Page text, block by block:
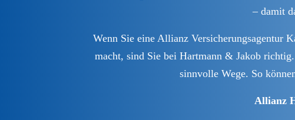
– damit
Wenn Sie eine Allianz Versicherungsagentur
macht, sind Sie bei Hartmann & Jakob
sinnvolle Wege. So
Allianz